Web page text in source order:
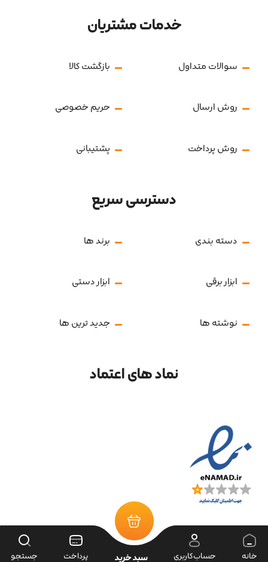
خدمات مشتریان
سوالات متداول بازگشت کالا
روش ارسال حریم خصوصی
روش پرداخت پشتیبانی
دسترسی سریع
دسته بندی برند ها
ابزار برقی ابزار دستی
نوشته ها جدید ترین ها
نماد های اعتماد
خانه حساب‌کاربری سبد خرید پرداخت جستجو